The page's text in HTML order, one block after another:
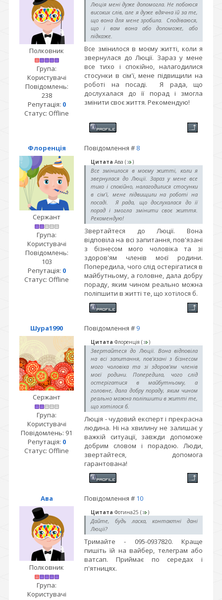
Полковник
Група:
Користувачі
Повідомлень:
238
Репутація: 0
Статус: Offline
Люція мені дуже допомогла. Не побоюся
високих слів, але я дуже вдячна їй за те,
що вона для мене зробила. Сподіваюся,
що і вам вона або допоможе, або
підкаже.
Все змінилося в моєму житті, коли я
звернулася до Люції. Зараз у мене
все тихо і спокійно, налагодилися
стосунки в сім'ї, мене підвищили на
роботі на посаді. Я рада, що
дослухалася до її порад і змогла
змінити своє життя. Рекомендую!
Флоренція Повідомлення # 8
Сержант
Група:
Користувачі
Повідомлень:
103
Репутація: 0
Статус: Offline
Цитата Ава ( )
Все змінилося в моєму житті, коли я
звернулася до Люції. Зараз у мене все
тихо і спокійно, налагодилися стосунки
в сім'ї, мене підвищили на роботі на
посаді. Я рада, що дослухалася до її
порад і змогла змінити своє життя.
Рекомендую!
Звертайтеся до Люції. Вона
відповіла на всі запитання, пов'язані
з бізнесом мого чоловіка та зі
здоров'ям членів моєї родини.
Попередила, чого слід остерігатися в
майбутньому, а головне, дала добру
пораду, яким чином реально можна
поліпшити в житті те, що хотілося б.
Шура1990 Повідомлення # 9
Сержант
Група:
Користувачі
Повідомлень: 91
Репутація: 0
Статус: Offline
Цитата Флоренція ( )
Звертайтеся до Люції. Вона відповіла
на всі запитання, пов'язані з бізнесом
мого чоловіка та зі здоров'ям членів
моєї родини. Попередила, чого слід
остерігатися в майбутньому, а
головне, дала добру пораду, яким чином
реально можна поліпшити в житті те,
що хотілося б.
Люція - чудовий експерт і прекрасна
людина. Ні на хвилину не залишає у
важкій ситуації, завжди допоможе
добрим словом і порадою. Люди,
звертайтеся, допомога
гарантована!
Ава Повідомлення # 10
Полковник
Група:
Користувачі
Цитата Фотина25 ( )
Дайте, будь ласка, контактні дані
Люції?
Тримайте - 095-0937820. Краще
пишіть їй на вайбер, телеграм або
ватсап. Приймає по середах і
п'ятницях.